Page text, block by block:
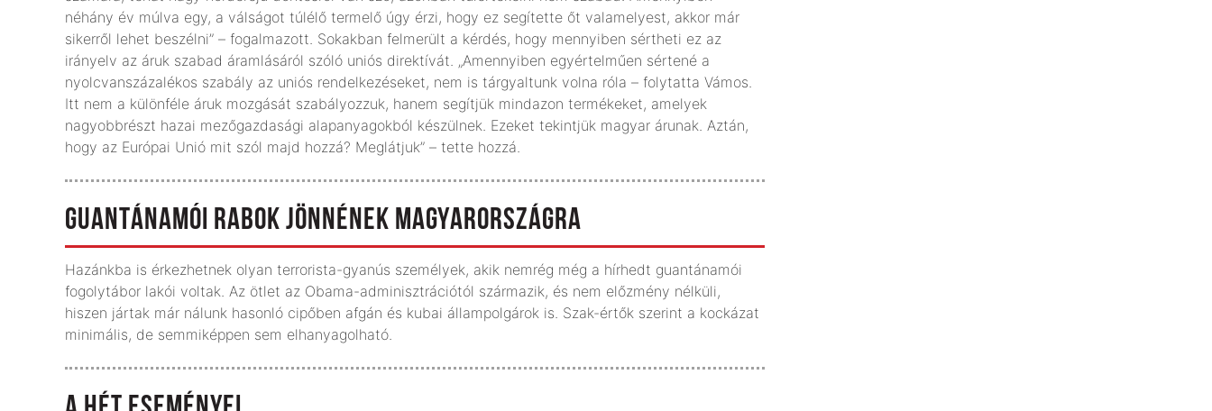
néhány év múlva egy, a válságot túlélő termelő úgy érzi, hogy ez segítette őt valamelyest, akkor már
sikerről lehet beszélni” – fogalmazott. Sokakban felmerült a kérdés, hogy mennyiben sértheti ez az
irányelv az áruk szabad áramlásáról szóló uniós direktívát. „Amennyiben egyértelműen sértené a
nyolcvanszázalékos szabály az uniós rendelkezéseket, nem is tárgyaltunk volna róla – folytatta Vámos.
Itt nem a különféle áruk mozgását szabályozzuk, hanem segítjük mindazon termékeket, amelyek
nagyobbrészt hazai mezőgazdasági alapanyagokból készülnek. Ezeket tekintjük magyar árunak. Aztán,
hogy az Európai Unió mit szól majd hozzá? Meglátjuk” – tette hozzá.
GUANTÁNAMÓI RABOK JÖNNÉNEK MAGYARORSZÁGRA
Hazánkba is érkezhetnek olyan terrorista-gyanús személyek, akik nemrég még a hírhedt guantánamói
fogolytábor lakói voltak. Az ötlet az Obama-adminisztrációtól származik, és nem előzmény nélküli,
hiszen jártak már nálunk hasonló cipőben afgán és kubai állampolgárok is. Szak-értők szerint a kockázat
minimális, de semmiképpen sem elhanyagolható.